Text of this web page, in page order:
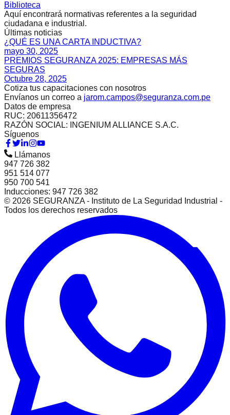
Biblioteca
Aquí encontrará normativas referentes a la seguridad
ciudadana e industrial.
Últimas noticias
¿QUÉ ES UNA CARTA INDUCTIVA?
mayo 30, 2025
PREMIOS SEGURANZA 2025: EMPRESAS MÁS
SEGURAS
Octubre 28, 2025
Cotiza tus capacitaciones con nosotros
Envíanos un correo a jarom.campos@seguranza.com.pe
Datos de empresa
RUC: 20611356472
RAZÓN SOCIAL: INGENIUM ALLIANCE S.A.C.
Síguenos
Llámanos
947 726 382
951 514 077
950 700 541
Inducciones: 947 726 382
© 2026 SEGURANZA - Instituto de La Seguridad Industrial -
Todos los derechos reservados